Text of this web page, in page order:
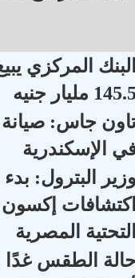
المركزي
مليار جنيه
جاس: صيانة
الإسكندرية
البترول:
إكسون
المصرية
الطقس غدًا الجمعة 7